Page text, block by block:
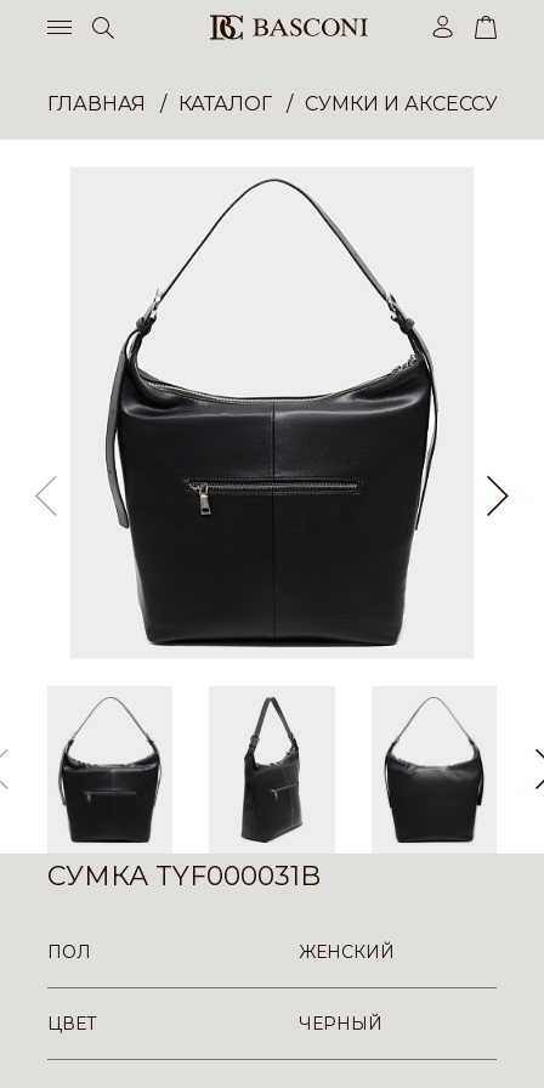
ГЛАВНАЯ КАТАЛОГ СУМКИ И
СУМКА TYF000031B
ПОЛ ЖЕНСКИЙ
ЦВЕТ ЧЕРНЫЙ